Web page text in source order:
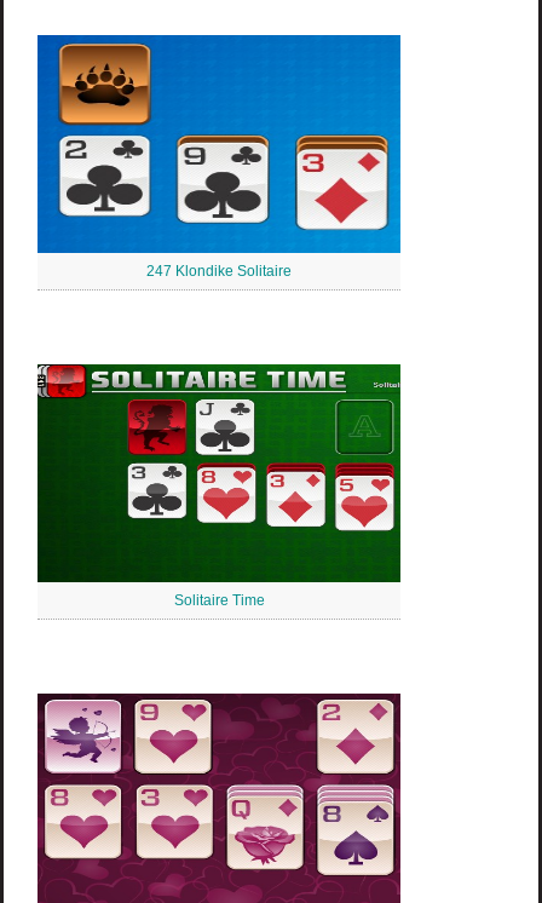
247 Klondike Solitaire
Solitaire Time